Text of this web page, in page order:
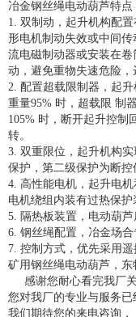
冶金钢丝绳电动葫芦特点
1. 双制动，起升机构配
形电机制动失效或中间
流电磁制动器或安装在
动，避免重物失速危险，
2. 配置超载限制器，起
重量95% 时，超载限 制
105% 时，断开起升控制
转。
3. 双重限位，起升机构
保护，第二级保护为断控
4. 高性能电机，起升电
电机绕组内装有过热保护
5. 隔热板装置，电动葫
6. 钢丝绳配置，冶金场合
7. 控制方式，优先采用
矿用钢丝绳电动葫芦，
感谢您耐心看完我厂
您对我厂的专业与服务已
我们期待您的来电咨询，